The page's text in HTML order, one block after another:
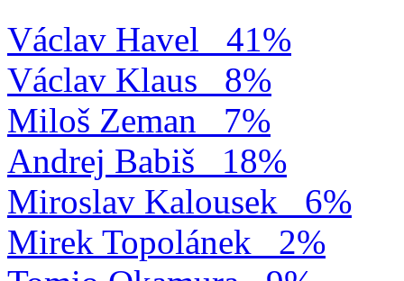
Václav Havel
41%
Václav Klaus
8%
Miloš Zeman
7%
Andrej Babiš
18%
Miroslav Kalousek
6%
Mirek Topolánek
2%